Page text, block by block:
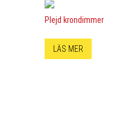
Plejd krondimmer
LÄS MER